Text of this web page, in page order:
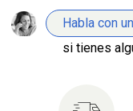
Habla con
si tienes